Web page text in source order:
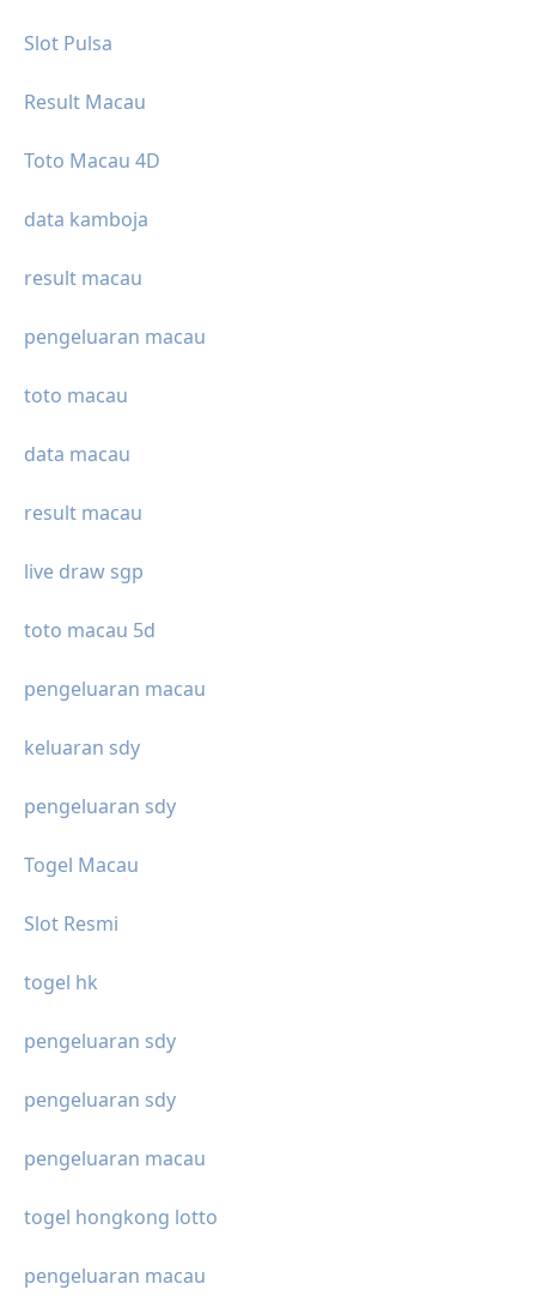
Slot Pulsa
Result Macau
Toto Macau 4D
data kamboja
result macau
pengeluaran macau
toto macau
data macau
result macau
live draw sgp
toto macau 5d
pengeluaran macau
keluaran sdy
pengeluaran sdy
Togel Macau
Slot Resmi
togel hk
pengeluaran sdy
pengeluaran sdy
pengeluaran macau
togel hongkong lotto
pengeluaran macau